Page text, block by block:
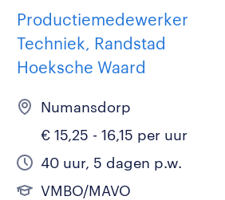
Productiemedewerker
Techniek, Randstad
Hoeksche Waard
Numansdorp
€ 15,25 - 16,15 per uur
40 uur, 5 dagen p.w.
VMBO/MAVO